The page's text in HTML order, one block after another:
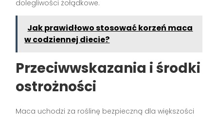
dolegliwości żołądkowe.
Jak prawidłowo stosować korzeń maca
w codziennej diecie?
Przeciwwskazania i środki
ostrożności
Maca uchodzi za roślinę bezpieczną dla większości